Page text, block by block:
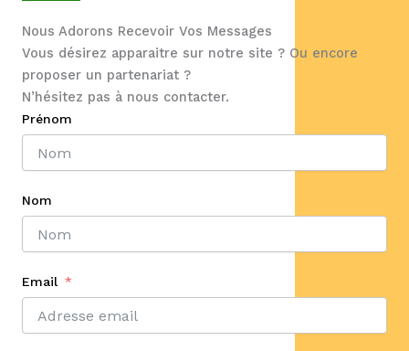
Nous Adorons Recevoir Vos Messages
Vous désirez apparaitre sur notre site ? Ou encore
proposer un partenariat ?
N’hésitez pas à nous contacter.
Prénom
Nom
Email